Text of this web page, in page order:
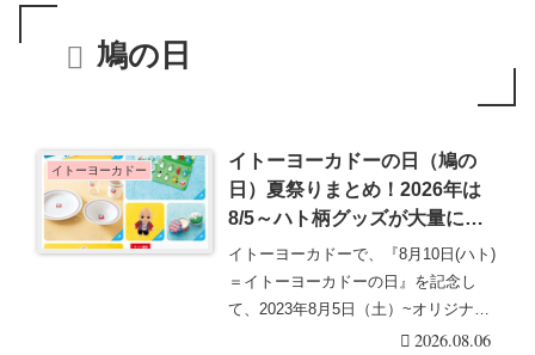
鳩の日
イトーヨーカドー
イトーヨーカドーの日（鳩の
日）夏祭りまとめ！2026年は
8/5～ハト柄グッズが大量に登
場！キューピー、シール、食器
も！お楽しみ袋も販売！
イトーヨーカドーで、『8月10日(ハト)
＝イトーヨーカドーの日』を記念し
て、2023年8月5日（土）~オリジナル
グッズや・・・続きを読む2026.08.06